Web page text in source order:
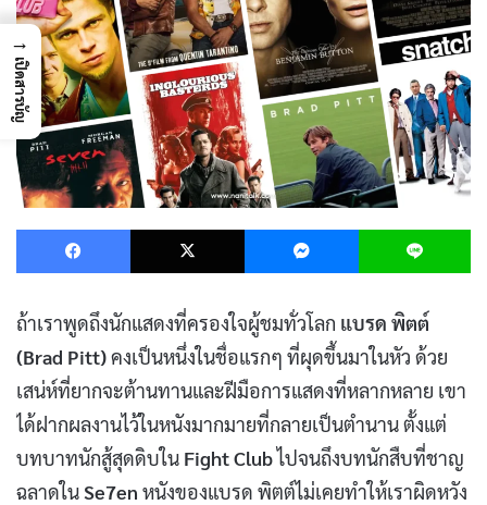
Facebook X Messenger
ถ้าเราพูดถึงนักแสดงที่ครองใจผู้ชมทั่วโลก แบรด พิตต์
(Brad Pitt)คงเป็นหนึ่งในชื่อแรกๆ ที่ผุดขึ้นมาในหัว ด้วย
เสน่ห์ที่ยากจะต้านทานและฝีมือการแสดงที่หลากหลาย เขา
ได้ฝากผลงานไว้ในหนังมากมายที่กลายเป็นตำนาน ตั้งแต่
บทบาทนักสู้สุดดิบใน Fight Clubไปจนถึงบทนักสืบที่ชาญ
ฉลาดใน Se7en หนังของแบรด พิตต์ไม่เคยทำให้เราผิดหวัง
→
เปิดสารบัญ